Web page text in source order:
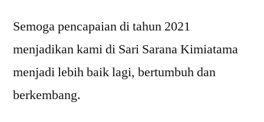
Semoga pencapaian di tahun 2021
menjadikan kami di Sari Sarana Kimiatama
menjadi lebih baik lagi, bertumbuh dan
berkembang.